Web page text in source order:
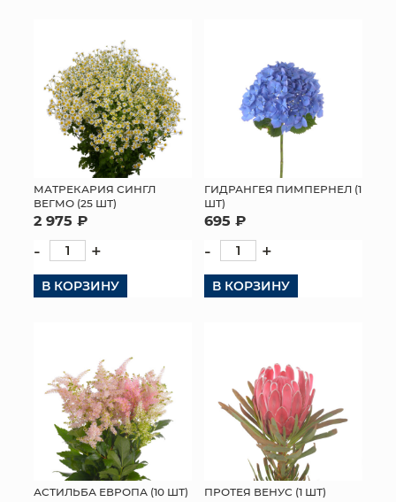
МАТРЕКАРИЯ СИНГЛ
ВЕГМО (25 ШТ)
2 975 ₽
- +
В КОРЗИНУ
ГИДРАНГЕЯ ПИМПЕРНЕЛ (1
ШТ)
695 ₽
- +
В КОРЗИНУ
АСТИЛЬБА ЕВРОПА (10 ШТ) ПРОТЕЯ ВЕНУС (1 ШТ)